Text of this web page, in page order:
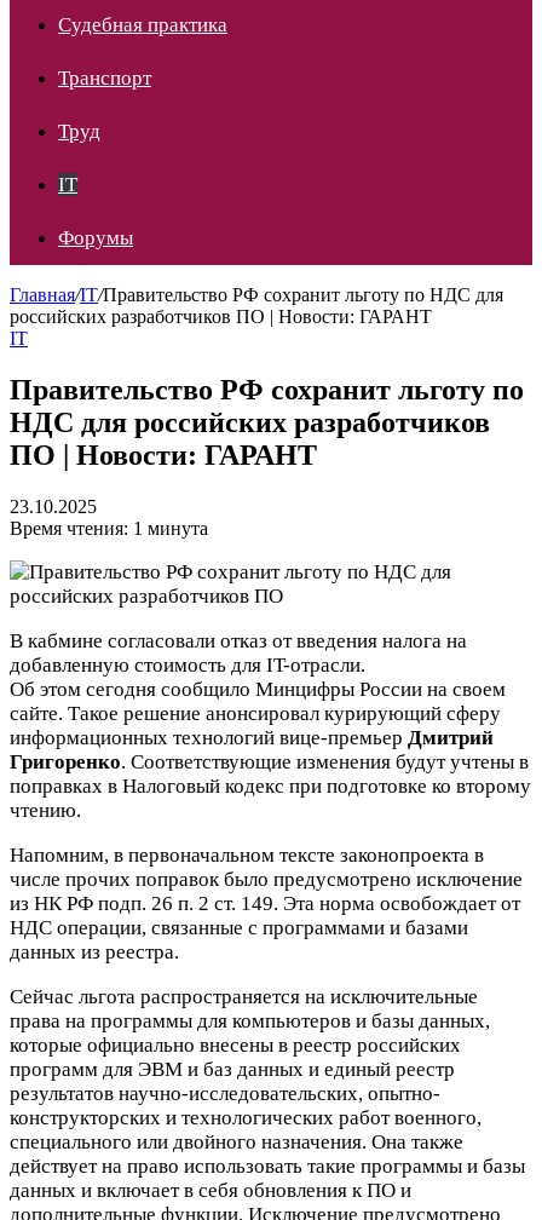
Судебная практика
Транспорт
Труд
IT
Форумы
Главная/IT/Правительство РФ сохранит льготу по НДС для
российских разработчиков ПО | Новости: ГАРАНТ
IT
Правительство РФ сохранит льготу по
НДС для российских разработчиков
ПО | Новости: ГАРАНТ
23.10.2025
Время чтения: 1 минута
В кабмине согласовали отказ от введения налога на
добавленную стоимость для IT-отрасли.
Об этом сегодня сообщило Минцифры России на своем
сайте. Такое решение анонсировал курирующий сферу
информационных технологий вице-премьер Дмитрий
Григоренко. Соответствующие изменения будут учтены в
поправках в Налоговый кодекс при подготовке ко второму
чтению.
Напомним, в первоначальном тексте законопроекта в
числе прочих поправок было предусмотрено исключение
из НК РФ подп. 26 п. 2 ст. 149. Эта норма освобождает от
НДС операции, связанные с программами и базами
данных из реестра.
Сейчас льгота распространяется на исключительные
права на программы для компьютеров и базы данных,
которые официально внесены в реестр российских
программ для ЭВМ и баз данных и единый реестр
результатов научно-исследовательских, опытно-
конструкторских и технологических работ военного,
специального или двойного назначения. Она также
действует на право использовать такие программы и базы
данных и включает в себя обновления к ПО и
дополнительные функции. Исключение предусмотрено